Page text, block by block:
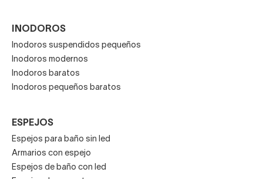
INODOROS
Inodoros suspendidos pequeños
Inodoros modernos
Inodoros baratos
Inodoros pequeños baratos
ESPEJOS
Espejos para baño sin led
Armarios con espejo
Espejos de baño con led